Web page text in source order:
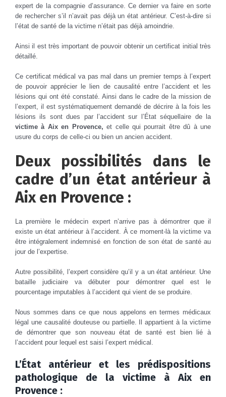
expert de la compagnie d’assurance. Ce dernier va faire en sorte
de rechercher s’il n’avait pas déjà un état antérieur. C’est-à-dire si
l’état de santé de la victime n’était pas déjà amoindrie.
Ainsi il est très important de pouvoir obtenir un certificat initial très
détaillé.
Ce certificat médical va pas mal dans un premier temps à l’expert
de pouvoir apprécier le lien de causalité entre l’accident et les
lésions qui ont été constaté. Ainsi dans le cadre de la mission de
l’expert, il est systématiquement demandé de décrire à la fois les
lésions ils sont dues par l’accident sur l’État séquellaire de la
victime à Aix en Provence, et celle qui pourrait être dû à une
usure du corps de celle-ci ou bien un ancien accident.
Deux possibilités dans le
cadre d’un état antérieur à
Aix en Provence :
La première le médecin expert n’arrive pas à démontrer que il
existe un état antérieur à l’accident. À ce moment-là la victime va
être intégralement indemnisé en fonction de son état de santé au
jour de l’expertise.
Autre possibilité, l’expert considère qu’il y a un état antérieur. Une
bataille judiciaire va débuter pour démontrer quel est le
pourcentage imputables à l’accident qui vient de se produire.
Nous sommes dans ce que nous appelons en termes médicaux
légal une causalité douteuse ou partielle. Il appartient à la victime
de démontrer que son nouveau état de santé est bien lié à
l’accident pour lequel est saisi l’expert médical.
L’État antérieur et les prédispositions
pathologique de la victime à Aix en
Provence :